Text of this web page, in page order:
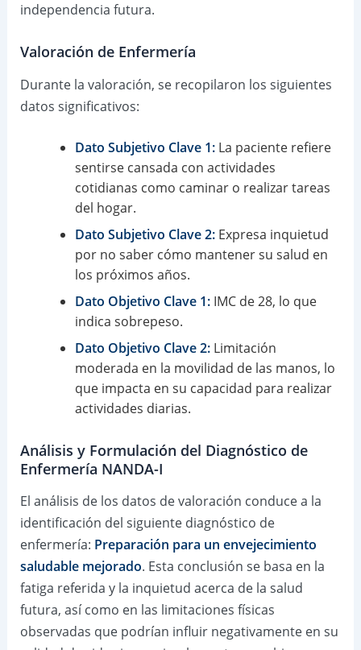
independencia futura.
Valoración de Enfermería
Durante la valoración, se recopilaron los siguientes
datos significativos:
Dato Subjetivo Clave 1:La paciente refiere
sentirse cansada con actividades
cotidianas como caminar o realizar tareas
del hogar.
Dato Subjetivo Clave 2:Expresa inquietud
por no saber cómo mantener su salud en
los próximos años.
Dato Objetivo Clave 1:IMC de 28, lo que
indica sobrepeso.
Dato Objetivo Clave 2:Limitación
moderada en la movilidad de las manos, lo
que impacta en su capacidad para realizar
actividades diarias.
Análisis y Formulación del Diagnóstico de
Enfermería NANDA-I
El análisis de los datos de valoración conduce a la
identificación del siguiente diagnóstico de
enfermería: Preparación para un envejecimiento
saludable mejorado. Esta conclusión se basa en la
fatiga referida y la inquietud acerca de la salud
futura, así como en las limitaciones físicas
observadas que podrían influir negativamente en su